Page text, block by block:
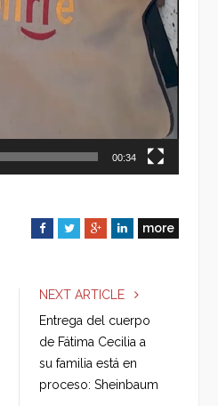
00:34
F
e
k
T
e
G
g
L
n
more
NEXT ARTICLE
Entrega del cuerpo
de Fátima Cecilia a
su familia está en
proceso: Sheinbaum